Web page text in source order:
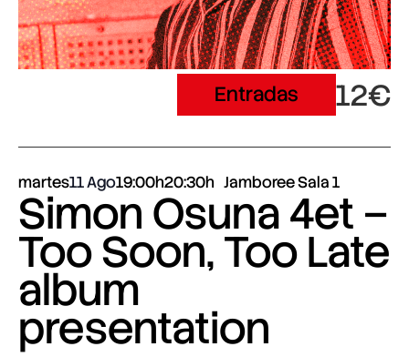
Entradas 12€
martes11 Ago19:00h20:30h Jamboree Sala 1
Simon Osuna 4et –
Too Soon, Too Late
album
presentation